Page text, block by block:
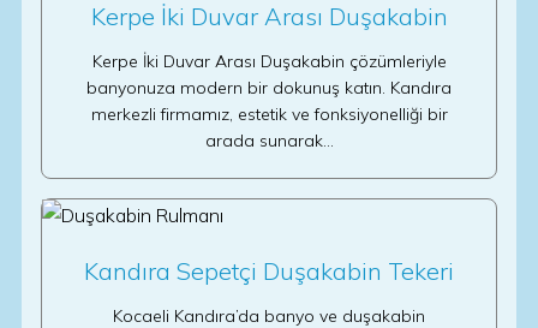
Kerpe İki Duvar Arası Duşakabin
Kerpe İki Duvar Arası Duşakabin çözümleriyle
banyonuza modern bir dokunuş katın. Kandıra
merkezli firmamız, estetik ve fonksiyonelliği bir
arada sunarak…
Kandıra Sepetçi Duşakabin Tekeri
Kocaeli Kandıra’da banyo ve duşakabin